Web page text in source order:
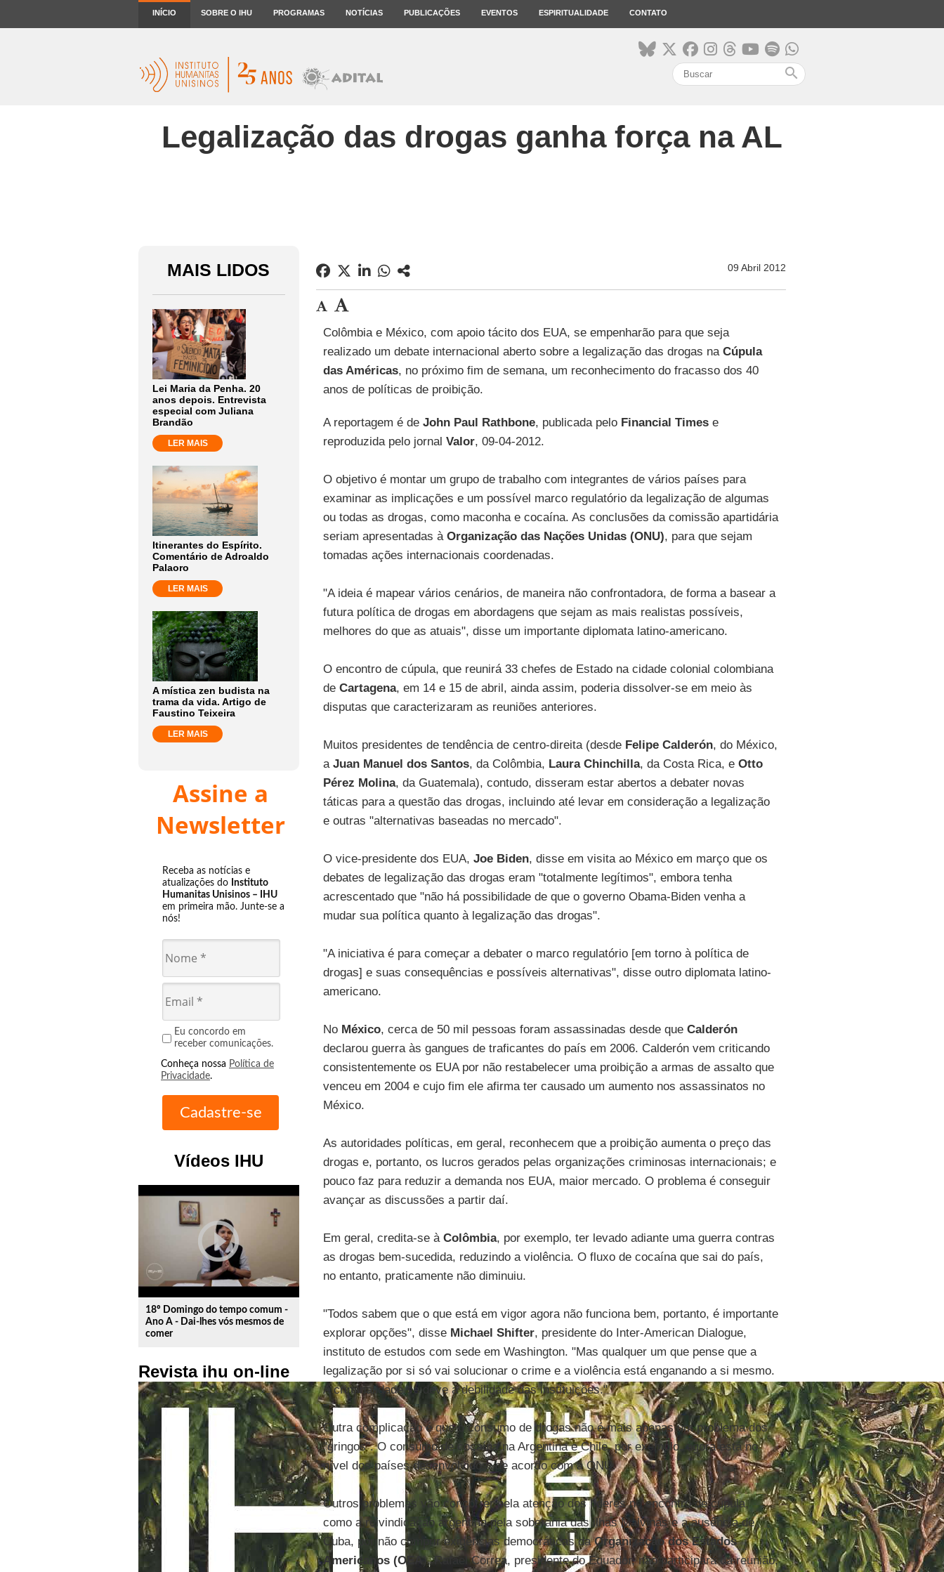
INÍCIO SOBRE O IHU PROGRAMAS NOTÍCIAS PUBLICAÇÕES EVENTOS ESPIRITUALIDADE CONTATO
search
Legalização das drogas ganha força na AL
MAIS LIDOS
Lei Maria da Penha. 20
anos depois. Entrevista
especial com Juliana
Brandão
LER MAIS
Itinerantes do Espírito.
Comentário de Adroaldo
Palaoro
LER MAIS
A mística zen budista na
trama da vida. Artigo de
Faustino Teixeira
LER MAIS
Assine a
Newsletter
Receba as notícias e
atualizações do Instituto
Humanitas Unisinos – IHU
em primeira mão. Junte-se a
nós!
Eu concordo em
receber comunicações.
Conheça nossa Política de
Privacidade.
Vídeos IHU
play_circle_outline
18º Domingo do tempo comum -
Ano A - Dai-lhes vós mesmos de
comer
Revista ihu on-line
09 Abril 2012
Colômbia e México, com apoio tácito dos EUA, se empenharão para que seja
realizado um debate internacional aberto sobre a legalização das drogas na Cúpula
das Américas, no próximo fim de semana, um reconhecimento do fracasso dos 40
anos de políticas de proibição.
A reportagem é de John Paul Rathbone, publicada pelo Financial Timese
reproduzida pelo jornal Valor, 09-04-2012.
O objetivo é montar um grupo de trabalho com integrantes de vários países para
examinar as implicações e um possível marco regulatório da legalização de algumas
ou todas as drogas, como maconha e cocaína. As conclusões da comissão apartidária
seriam apresentadas à Organização das Nações Unidas (ONU), para que sejam
tomadas ações internacionais coordenadas.
"A ideia é mapear vários cenários, de maneira não confrontadora, de forma a basear a
futura política de drogas em abordagens que sejam as mais realistas possíveis,
melhores do que as atuais", disse um importante diplomata latino-americano.
O encontro de cúpula, que reunirá 33 chefes de Estado na cidade colonial colombiana
de Cartagena, em 14 e 15 de abril, ainda assim, poderia dissolver-se em meio às
disputas que caracterizaram as reuniões anteriores.
Muitos presidentes de tendência de centro-direita (desde Felipe Calderón, do México,
a Juan Manuel dos Santos, da Colômbia, Laura Chinchilla, da Costa Rica, e Otto
Pérez Molina, da Guatemala), contudo, disseram estar abertos a debater novas
táticas para a questão das drogas, incluindo até levar em consideração a legalização
e outras "alternativas baseadas no mercado".
O vice-presidente dos EUA, Joe Biden, disse em visita ao México em março que os
debates de legalização das drogas eram "totalmente legítimos", embora tenha
acrescentado que "não há possibilidade de que o governo Obama-Biden venha a
mudar sua política quanto à legalização das drogas".
"A iniciativa é para começar a debater o marco regulatório [em torno à política de
drogas] e suas consequências e possíveis alternativas", disse outro diplomata latino-
americano.
No México, cerca de 50 mil pessoas foram assassinadas desde que Calderón
declarou guerra às gangues de traficantes do país em 2006. Calderón vem criticando
consistentemente os EUA por não restabelecer uma proibição a armas de assalto que
venceu em 2004 e cujo fim ele afirma ter causado um aumento nos assassinatos no
México.
As autoridades políticas, em geral, reconhecem que a proibição aumenta o preço das
drogas e, portanto, os lucros gerados pelas organizações criminosas internacionais; e
pouco faz para reduzir a demanda nos EUA, maior mercado. O problema é conseguir
avançar as discussões a partir daí.
Em geral, credita-se à Colômbia, por exemplo, ter levado adiante uma guerra contras
as drogas bem-sucedida, reduzindo a violência. O fluxo de cocaína que sai do país,
no entanto, praticamente não diminuiu.
"Todos sabem que o que está em vigor agora não funciona bem, portanto, é importante
explorar opções", disse Michael Shifter, presidente do Inter-American Dialogue,
instituto de estudos com sede em Washington. "Mas qualquer um que pense que a
legalização por si só vai solucionar o crime e a violência está enganando a si mesmo.
A criminalidade se deve à debilidade das instituições."
Outra complicação é que o consumo de drogas não é mais apenas um problema dos
"gringos". O consumo de cocaína na Argentina e Chile, por exemplo, agora está no
nível dos países desenvolvidos, de acordo com a ONU.
Outros problemas vão concorrer pela atenção dos líderes no encontro de cúpula,
como a reivindicação argentina pela soberania das ilhas Malvinas e a ausência de
Cuba, por não cumprir exigências democráticas daOrganização dos Estados
Americanos (OEA ). Rafael Correa, presidente do Equador, não participará da reunião,